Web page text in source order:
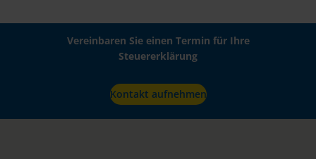
Vereinbaren Sie einen Termin für Ihre
Steuererklärung
Kontakt aufnehmen